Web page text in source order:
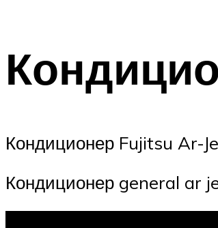
Кондиционер Fujitsu Ar-
Кондиционер general ar